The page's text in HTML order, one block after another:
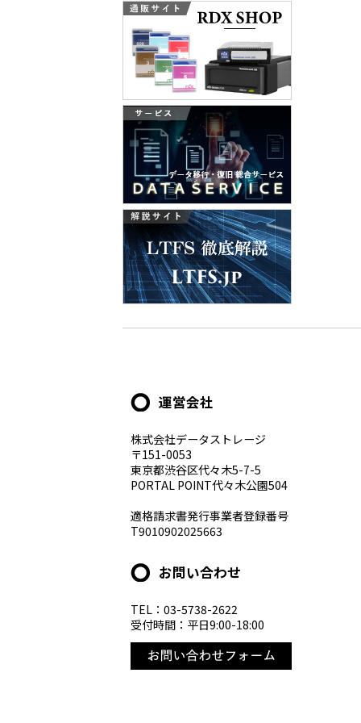
運営会社
株式会社データストレージ
〒151-0053
東京都渋谷区代々木5-7-5
PORTAL POINT代々木公園504
適格請求書発行事業者登録番号
T9010902025663
お問い合わせ
TEL：03-5738-2622
受付時間：平日9:00-18:00